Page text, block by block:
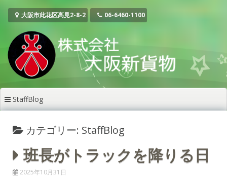
ッ
プ
大阪市此花区高見2-8-2 06-6460-1100
StaffBlog
カテゴリー: StaffBlog
班長がトラックを降りる日
2025年10月31日